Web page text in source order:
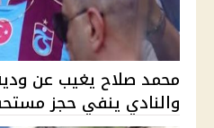
محمد صلاح يغيب عن
والنادي ينفي حجز